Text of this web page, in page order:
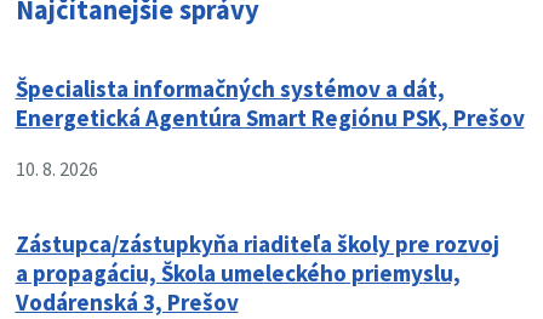
Najčítanejšie správy
Špecialista informačných systémov a dát,
Energetická Agentúra Smart Regiónu PSK, Prešov
10. 8. 2026
Zástupca/zástupkyňa riaditeľa školy pre rozvoj
a propagáciu, Škola umeleckého priemyslu,
Vodárenská 3, Prešov